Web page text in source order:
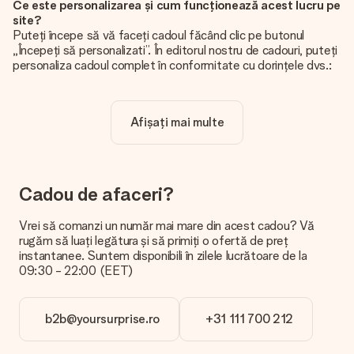
Ce este personalizarea și cum funcționează acest lucru pe
site?
Puteți începe să vă faceți cadoul făcând clic pe butonul
„Începeți să personalizati”. În editorul nostru de cadouri, puteți
personaliza cadoul complet în conformitate cu dorințele dvs.:
Personalizarea este inclusă în preț?
De unde știu dacă poza mea are calitatea potrivită?
dvs. De aceea, este important să folosiți fotografii de înaltă
calitate. Dacă nu sunteți sigur de calitatea imaginii dvs., vă
rugăm să contactați echipa noastră de servicii pentru clienți și
să includeți fotografia dvs. împreună cu cadoul pe care doriți
Ce formate pot încărca?
Încărcați fișiere JPG și PNG în editorul nostru. Este prea
Afișați mai multe
Cadou de afaceri?
Vrei să comanzi un număr mai mare din acest cadou? Vă
rugăm să luați legătura și să primiți o ofertă de preț
instantanee. Suntem disponibili în zilele lucrătoare de la
09:30 - 22:00 (EET)
b2b@yoursurprise.ro +31 111 700 212